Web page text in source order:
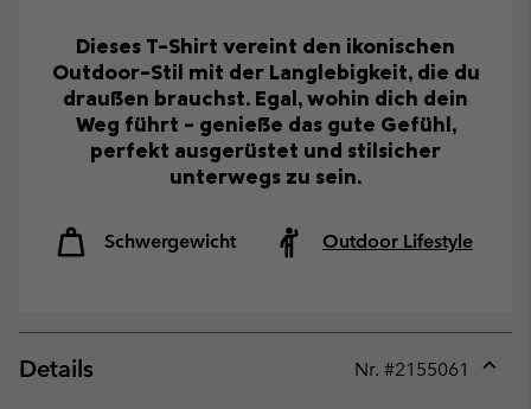
Dieses T-Shirt vereint den ikonischen
Outdoor-Stil mit der Langlebigkeit, die du
draußen brauchst. Egal, wohin dich dein
Weg führt – genieße das gute Gefühl,
perfekt ausgerüstet und stilsicher
unterwegs zu sein.
Schwergewicht Outdoor Lifestyle
Details Nr. #2155061